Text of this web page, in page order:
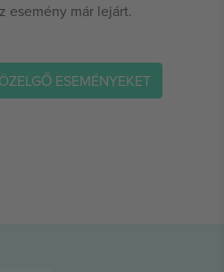
esemény már lejárt.
ESEMÉNYEKET